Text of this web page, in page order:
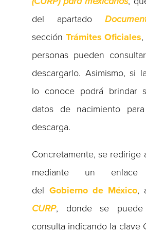
del apartado
sección Trámites Oficiales
personas pueden
descargarlo. Asimismo, si
lo conoce podrá brindar
datos de nacimiento
descarga.
Concretamente, se redirige
mediante un
del Gobierno de México,
CURP, donde se puede
consulta indicando la clave